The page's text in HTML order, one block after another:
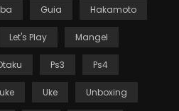
Guia Hakamoto
Let's Play Mangel
Ps3 Ps4
Uke Unboxing